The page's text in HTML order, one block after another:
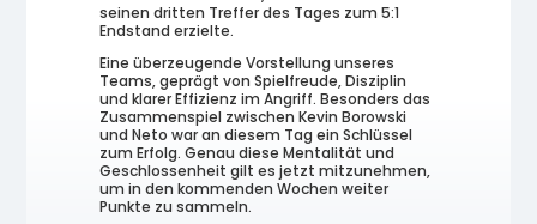
seinen dritten Treffer des Tages zum 5:1
Endstand erzielte.
Eine überzeugende Vorstellung unseres
Teams, geprägt von Spielfreude, Disziplin
und klarer Effizienz im Angriff. Besonders das
Zusammenspiel zwischen Kevin Borowski
und Neto war an diesem Tag ein Schlüssel
zum Erfolg. Genau diese Mentalität und
Geschlossenheit gilt es jetzt mitzunehmen,
um in den kommenden Wochen weiter
Punkte zu sammeln.